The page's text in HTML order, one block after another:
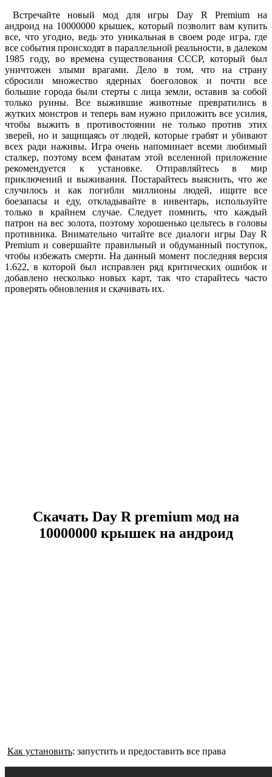
Встречайте новый мод для игры Day R Premium на
андроид на 10000000 крышек, который позволит вам купить
все, что угодно, ведь это уникальная в своем роде игра, где
все события происходят в параллельной реальности, в далеком
1985 году, во времена существования СССР, который был
уничтожен злыми врагами. Дело в том, что на страну
сбросили множество ядерных боеголовок и почти все
большие города были стерты с лица земли, оставив за собой
только руины. Все выжившие животные превратились в
жутких монстров и теперь вам нужно приложить все усилия,
чтобы выжить в противостоянии не только против этих
зверей, но и защищаясь от людей, которые грабят и убивают
всех ради наживы. Игра очень напоминает всеми любимый
сталкер, поэтому всем фанатам этой вселенной приложение
рекомендуется к установке. Отправляйтесь в мир
приключений и выживания. Постарайтесь выяснить, что же
случилось и как погибли миллионы людей, ищите все
боезапасы и еду, откладывайте в инвентарь, используйте
только в крайнем случае. Следует помнить, что каждый
патрон на вес золота, поэтому хорошенько цельтесь в головы
противника. Внимательно читайте все диалоги игры Day R
Premium и совершайте правильный и обдуманный поступок,
чтобы избежать смерти. На данный момент последняя версия
1.622, в которой был исправлен ряд критических ошибок и
добавлено несколько новых карт, так что старайтесь часто
проверять обновления и скачивать их.
Скачать Day R premium мод на
10000000 крышек на андроид
Как установить: запустить и предоставить все права